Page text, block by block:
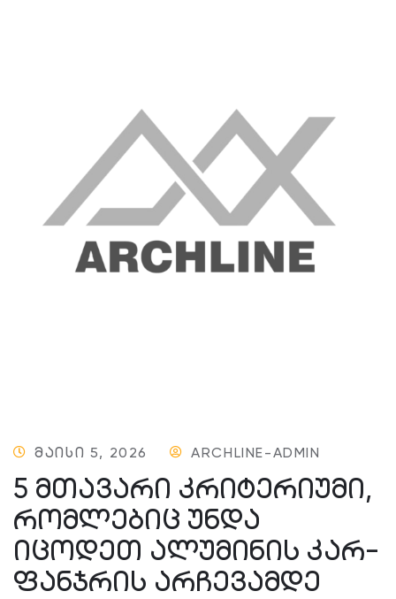
ᲛᲐᲘᲡᲘ 5, 2026 ARCHLINE-ADMIN
5 ᲛᲗᲐᲕᲐᲠᲘ ᲙᲠᲘᲢᲔᲠᲘᲣᲛᲘ,
ᲠᲝᲛᲚᲔᲑᲘᲪ ᲣᲜᲓᲐ
ᲘᲪᲝᲓᲔᲗ ᲐᲚᲣᲛᲘᲜᲘᲡ ᲙᲐᲠ-
ᲤᲐᲜᲯᲠᲘᲡ ᲐᲠᲩᲔᲕᲐᲛᲓᲔ